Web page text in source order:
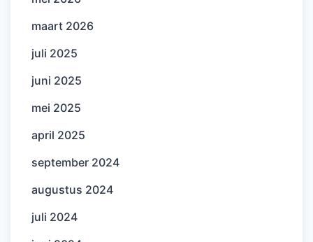
maart 2026
juli 2025
juni 2025
mei 2025
april 2025
september 2024
augustus 2024
juli 2024